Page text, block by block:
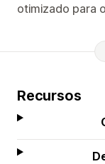
otimizado para
Recursos